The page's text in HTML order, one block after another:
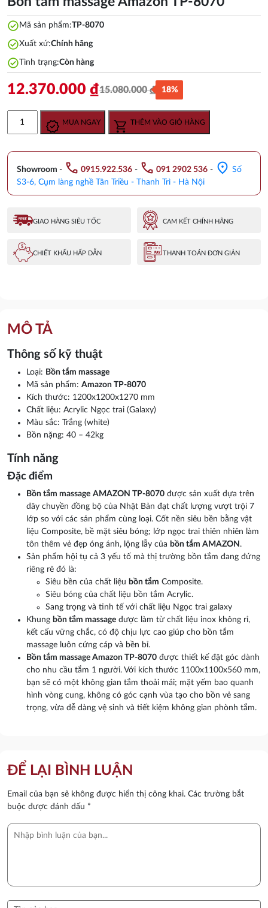
check_circle Mã sản phẩm:TP-8070
check_circleXuất xứ:Chính hãng
check_circleTình trạng:Còn hàng
15.080.000₫
Giá
gốc
là:
12.370.000 ₫
Giá
hiện
tại
12.370.000 ₫.
18%
Amazon
TP-
8070
số
MUA NGAY THÊM VÀO GIỎ HÀNG
Showroom - call 0915.922.536 - call 091 2902 536 - location_on Số
S3-6, Cụm làng nghề Tân Triều - Thanh Trì - Hà Nội
GIAO HÀNG SIÊU TỐC CAM KẾT CHÍNH HÃNG
CHIẾT KHẤU HẤP DẪN THANH TOÁN ĐƠN GIẢN
MÔ TẢ
Thông số kỹ thuật
Loại: Bồn tắm massage
Mã sản phẩm: Amazon TP-8070
Kích thước: 1200x1200x1270 mm
Chất liệu: Acrylic Ngọc trai (Galaxy)
Màu sắc: Trắng (white)
Bồn nặng: 40 – 42kg
Tính năng
Đặc điểm
Bồn tắm massage AMAZON TP-8070 được sản xuất dựa trên
dây chuyền đồng bộ của Nhật Bản đạt chất lượng vượt trội 7
lớp so với các sản phẩm cùng loại. Cốt nền siêu bền bằng vật
liệu Composite, bề mặt siêu bóng; lớp ngọc trai thiên nhiên làm
tôn thêm vẻ đẹp óng ánh, lộng lẫy của bồn tắm AMAZON .
Sản phẩm hội tụ cả 3 yếu tố mà thị trường bồn tắm đang đứng
riêng rẽ đó là:
Siêu bền của chất liệu bồn tắm Composite.
Siêu bóng của chất liệu bồn tắm Acrylic.
Sang trọng và tinh tế với chất liệu Ngọc trai galaxy
Khung bồn tắm massage được làm từ chất liệu inox không rỉ,
kết cấu vững chắc, có độ chịu lực cao giúp cho bồn tắm
massage luôn cứng cáp và bền bỉ.
Bồn tắm massage Amazon TP-8070 được thiết kế đặt góc dành
cho nhu cầu tắm 1 người. Với kích thước 1100x1100x560 mm,
bạn sẽ có một không gian tắm thoải mái; mặt yếm bao quanh
hình vòng cung, không có góc cạnh vùa tạo cho bồn vẻ sang
trọng, vừa dễ dàng vệ sinh và tiết kiệm không gian phònh tắm.
ĐỂ LẠI BÌNH LUẬN
Email của bạn sẽ không được hiển thị công khai. Các trường bắt
buộc được đánh dấu *